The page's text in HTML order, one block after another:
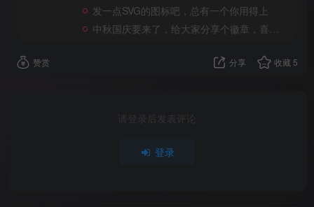
发一点SVG的图标吧，总有一个你用得上
中秋国庆要来了，给大家分享个徽章，喜欢的自取。
赞赏 分享 收藏 5
请登录后发表评论
登录